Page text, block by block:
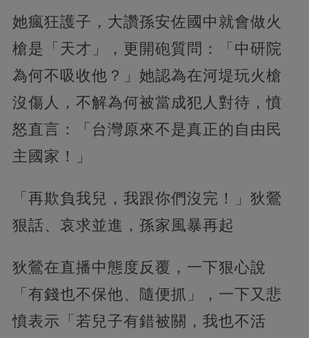
她瘋狂護子，大讚孫安佐國中就會做火
槍是「天才」，更開砲質問：「中研院
為何不吸收他？」她認為在河堤玩火槍
沒傷人，不解為何被當成犯人對待，憤
怒直言：「台灣原來不是真正的自由民
主國家！」
「再欺負我兒，我跟你們沒完！」狄鶯
狠話、哀求並進，孫家風暴再起
狄鶯在直播中態度反覆，一下狠心說
「有錢也不保他、隨便抓」，一下又悲
憤表示「若兒子有錯被關，我也不活